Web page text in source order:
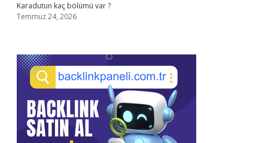
Karadutun kaç bölümü var ?
Temmuz 24, 2026